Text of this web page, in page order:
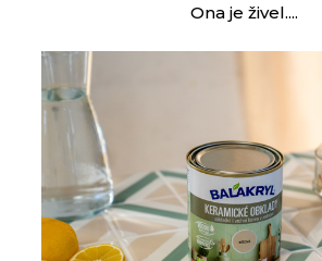
Ona je živel....